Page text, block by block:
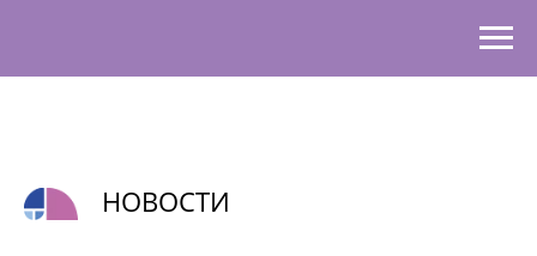
НОВОСТИ